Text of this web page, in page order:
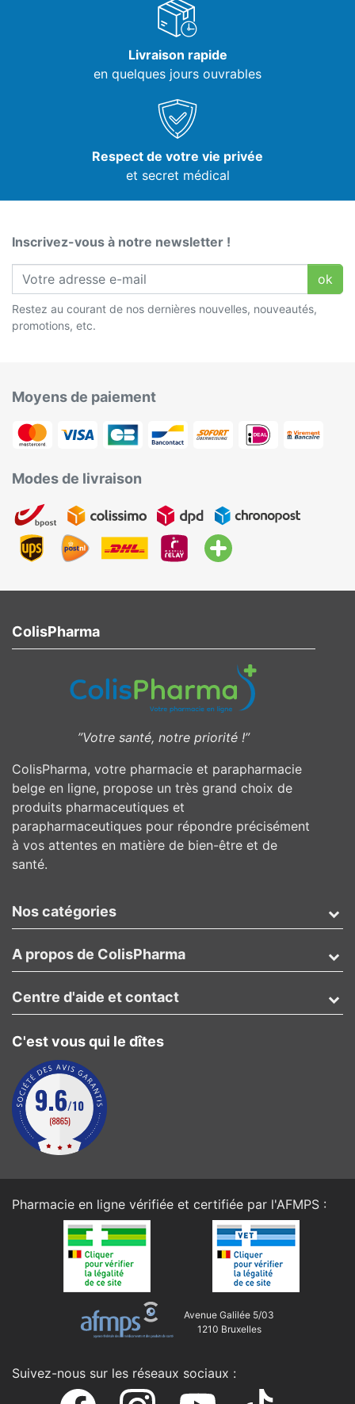
Livraison rapide
en quelques jours ouvrables
Respect de votre vie privée
et secret médical
Inscrivez-vous à notre newsletter !
ok
Restez au courant de nos dernières nouvelles, nouveautés,
promotions, etc.
Moyens de paiement
Modes de livraison
ColisPharma
”Votre santé, notre priorité !”
ColisPharma, votre pharmacie et parapharmacie
belge en ligne, propose un très grand choix de
produits pharmaceutiques et
parapharmaceutiques pour répondre précisément
à vos attentes en matière de bien-être et de
santé.
Nos catégories
A propos de ColisPharma
C'est vous qui le dîtes
Centre d'aide et contact
Pharmacie en ligne vérifiée et certifiée par l'AFMPS :
Avenue Galilée 5/03
1210 Bruxelles
Suivez-nous sur les réseaux sociaux :